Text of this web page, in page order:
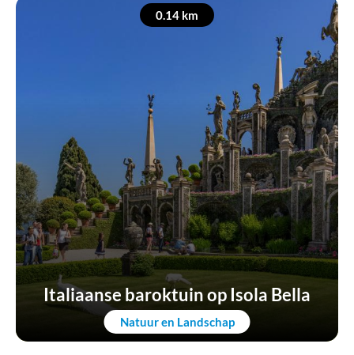
0.14 km
Natuur en Landschap
Italiaanse baroktuin op Isola Bella